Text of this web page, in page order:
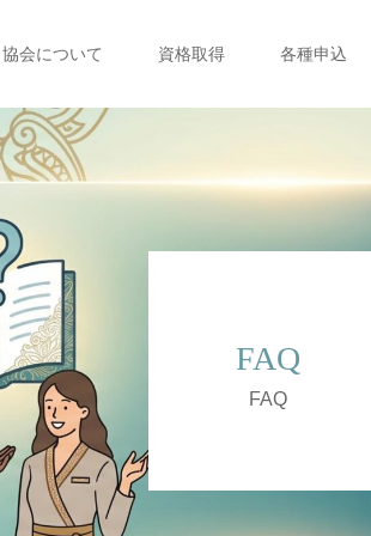
協会について 資格取得 各種申込
FAQ
FAQ